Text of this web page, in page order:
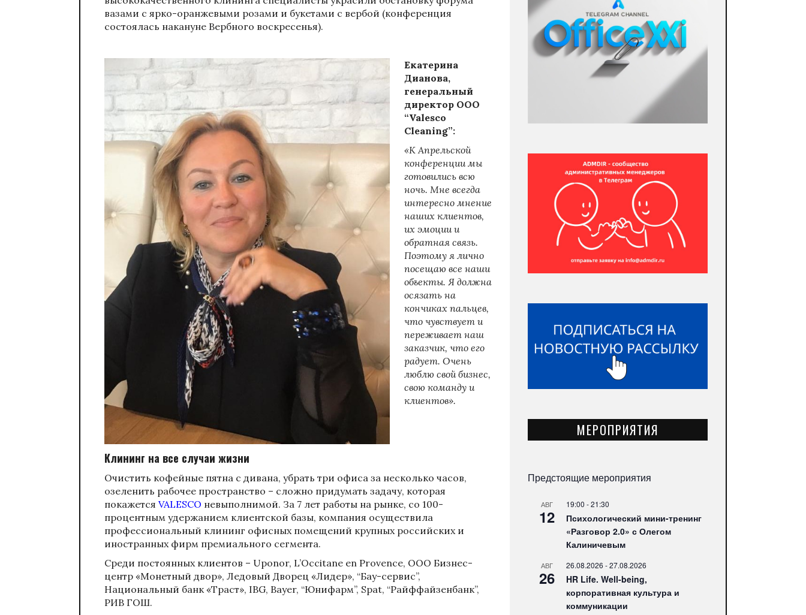
вазами с ярко-оранжевыми розами и букетами с вербой (конференция
состоялась накануне Вербного воскресенья).
Екатерина
Дианова,
генеральный
директор ООО
“Valesco
Cleaning”:
«К Апрельской
конференции мы
готовились всю
ночь. Мне всегда
интересно мнение
наших клиентов,
их эмоции и
обратная связь.
Поэтому я лично
посещаю все наши
объекты. Я должна
осязать на
кончиках пальцев,
что чувствует и
переживает наш
заказчик, что его
радует. Очень
люблю свой бизнес,
свою команду и
клиентов».
Клининг на все случаи жизни
Очистить кофейные пятна с дивана, убрать три офиса за несколько часов,
озеленить рабочее пространство – сложно придумать задачу, которая
покажется VALESCO невыполнимой. За 7 лет работы на рынке, со 100-
процентным удержанием клиентской базы, компания осуществила
профессиональный клининг офисных помещений крупных российских и
иностранных фирм премиального сегмента.
Среди постоянных клиентов – Uponor, L’Occitane en Provence, ООО Бизнес-
центр «Монетный двор», Ледовый Дворец «Лидер», “Бау-сервис”,
Национальный банк «Траст», IBG, Bayer, “Юнифарм”, Spat, “Райффайзенбанк”,
РИВ ГОШ.
МЕРОПРИЯТИЯ
Предстоящие мероприятия
АВГ
12
19:00 -21:30
Психологический мини-тренинг
«Разговор 2.0» с Олегом
Калиничевым
АВГ
26
26.08.2026 -27.08.2026
HR Life. Well-being,
корпоративная культура и
коммуникации